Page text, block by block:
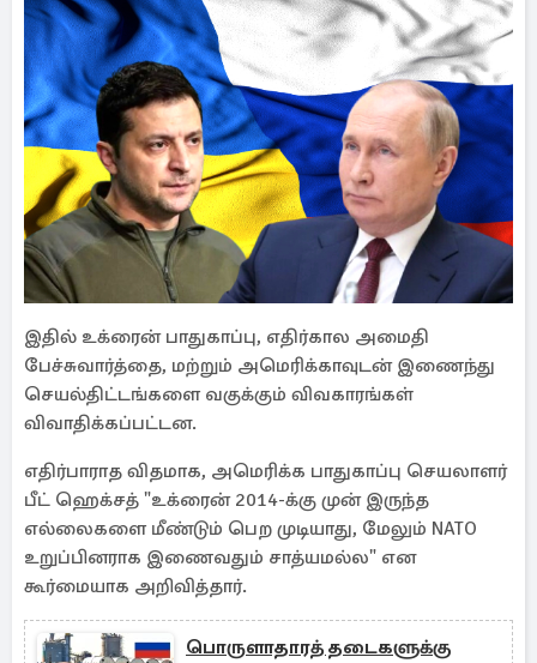
இதில் உக்ரைன் பாதுகாப்பு, எதிர்கால அமைதி
பேச்சுவார்த்தை, மற்றும் அமெரிக்காவுடன் இணைந்து
செயல்திட்டங்களை வகுக்கும் விவகாரங்கள்
விவாதிக்கப்பட்டன.
எதிர்பாராத விதமாக, அமெரிக்க பாதுகாப்பு செயலாளர்
பீட் ஹெக்சத் "உக்ரைன் 2014-க்கு முன் இருந்த
எல்லைகளை மீண்டும் பெற முடியாது, மேலும் NATO
உறுப்பினராக இணைவதும் சாத்யமல்ல" என
கூர்மையாக அறிவித்தார்.
பொருளாதாரத் தடைகளுக்கு